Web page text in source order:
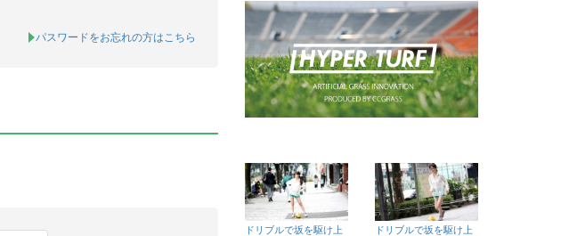
パスワードをお忘れの方はこちら
ドリブルで坂を駆け上
ドリブルで坂を駆け上